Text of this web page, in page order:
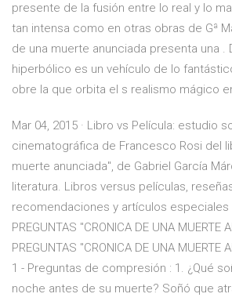
presente de la fusión entre lo real y lo
tan intensa como en otras obras de Gª
de una muerte anunciada presenta una .
hiperbólico es un vehículo de lo
obre la que orbita el s realismo mágico
Mar 04, 2015 · Libro vs Película: estudio
cinematográfica de Francesco Rosi del
muerte anunciada", de Gabriel García
literatura. Libros versus películas,
recomendaciones y artículos
PREGUNTAS "CRONICA DE UNA MUERTE
PREGUNTAS "CRONICA DE UNA MUERTE
1 - Preguntas de compresión : 1. ¿Qué
noche antes de su muerte? Soñó que